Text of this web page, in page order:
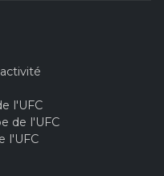
l'UFC
de l'UFC
l'UFC